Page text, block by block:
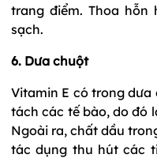
trang điểm. Thoa hỗn
sạch.
6. Dưa chuột
Vitamin E có trong
tách các tế bào, do đó
Ngoài ra, chất dầu
tác dụng thu hút các